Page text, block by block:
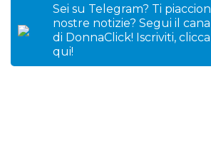
Sei su Telegram? Ti
nostre notizie? Segui il
di DonnaClick! Iscriviti,
qui!